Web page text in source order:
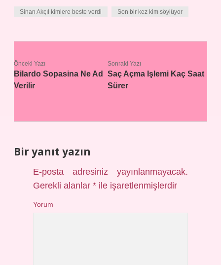
Sinan Akçıl kimlere beste verdi Son bir kez kim söylüyor
Önceki Yazı
Bilardo Sopasina Ne Ad
Verilir
Sonraki Yazı
Saç Açma Işlemi Kaç Saat
Sürer
Bir yanıt yazın
E-posta adresiniz yayınlanmayacak.
Gerekli alanlar* ile işaretlenmişlerdir
Yorum